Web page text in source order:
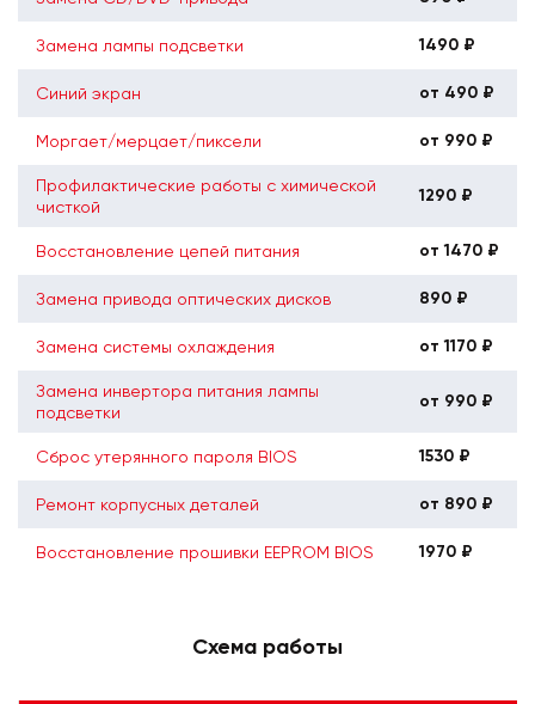
Замена лампы подсветки 1490 ₽
Синий экран от 490 ₽
Моргает/мерцает/пиксели от 990 ₽
Профилактические работы с химической
чисткой
1290 ₽
Восстановление цепей питания от 1470 ₽
Замена привода оптических дисков 890 ₽
Замена системы охлаждения от 1170 ₽
Замена инвертора питания лампы
подсветки
от 990 ₽
Сброс утерянного пароля BIOS 1530 ₽
Ремонт корпусных деталей от 890 ₽
Восстановление прошивки EEPROM BIOS 1970 ₽
Схема работы